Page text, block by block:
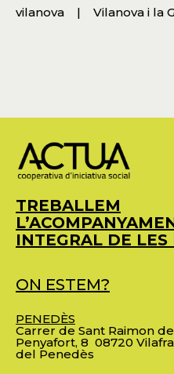
vilanova
Vilanova i la
TREBALLEM
INTEGRAL DE LES
ON ESTEM?
PENEDÈS
Carrer de Sant Raimon de
Penyafort, 8 08720
del Penedès